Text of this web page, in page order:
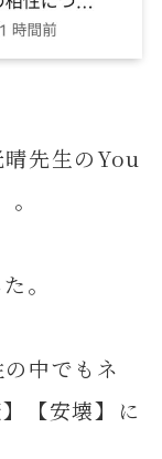
先生のYou
。
中でもネ
【安壊】に